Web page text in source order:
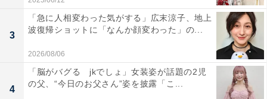
3
「急に人相変わった気がする」広末涼子、地上
波復帰ショットに「なんか顔変わった」の...
2026/08/06
4
「脳がバグる jkでしょ」女装姿が話題の2児
の父、“今日のお父さん”姿を披露「こ...